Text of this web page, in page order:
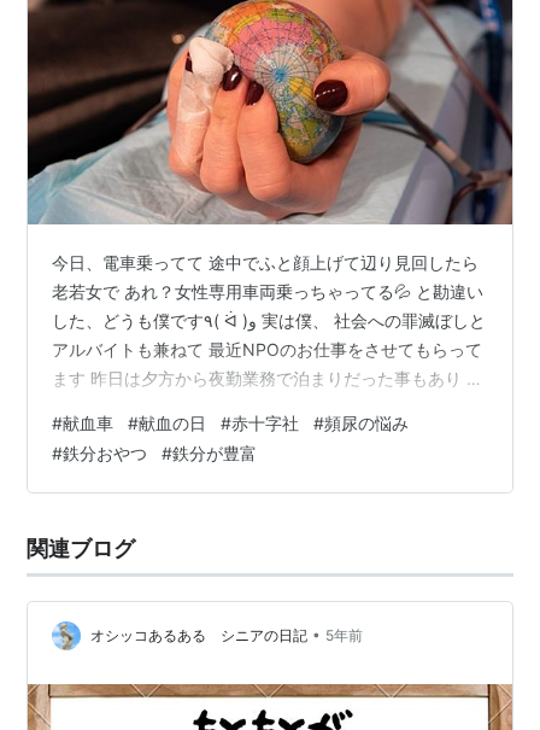
今日、電車乗ってて 途中でふと顔上げて辺り見回したら
老若女で あれ？女性専用車両乗っちゃってる💦 と勘違い
した、どうも僕です٩( ᐛ )و 実は僕、 社会への罪滅ぼしと
アルバイトも兼ねて 最近NPOのお仕事をさせてもらって
ます 昨日は夕方から夜勤業務で泊まりだった事もあり 昼
ので途中下車して 駅前のガストのモーニングを頂きまし
た よし、またゆーっくり帰ろう と改札に向かうと 高齢
の方々が恐らくボランティア？で 声をあげて献血のお願
んて ずっと言い訳にしながら思ってはいたんですが （前
に書…
#献血車 #献血の日 #赤十字社 #頻尿の悩み
#鉄分おやつ #鉄分が豊富
関連ブログ
オシッコあるある シニアの日記 • 5年前